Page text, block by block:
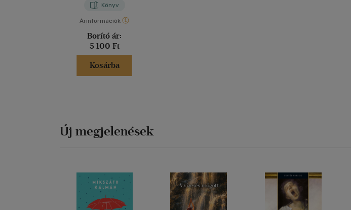
Könyv
Árinformációk
Borító ár:
5 100 Ft
Kosárba
Új megjelenések